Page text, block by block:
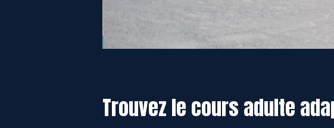
Trouvez le cours adulte